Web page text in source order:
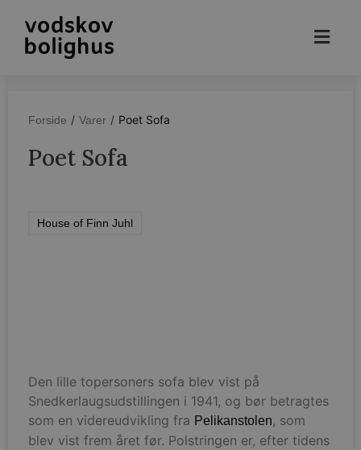
Forside / Varer / Poet Sofa
Poet Sofa
House of Finn Juhl
Den lille topersoners sofa blev vist på
Snedkerlaugsudstillingen i 1941, og bør betragtes
som en videreudvikling fra Pelikanstolen, som
blev vist frem året før. Polstringen er, efter tidens